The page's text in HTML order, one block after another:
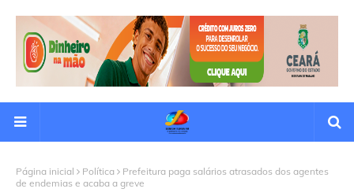
Página inicial Política
Prefeitura paga salários atrasados dos agentes
de endemias e acaba a greve